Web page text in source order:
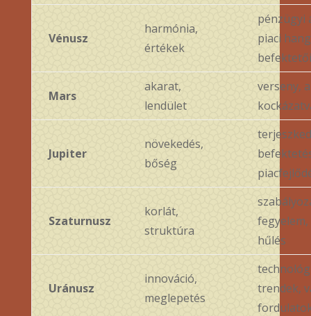
Vénusz
harmónia,
értékek
pénzügyi
piaci
Mars
akarat,
lendület
verseny,
Jupiter
növekedés,
bőség
Szaturnusz
korlát,
struktúra
fegyelem,
hűlés
Uránusz
innováció,
meglepetés
trendek,